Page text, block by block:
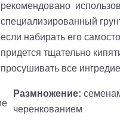
рекомендовано
специализированный
если набирать его
придется тщательно
просушивать все
Размножение:
черенкованием